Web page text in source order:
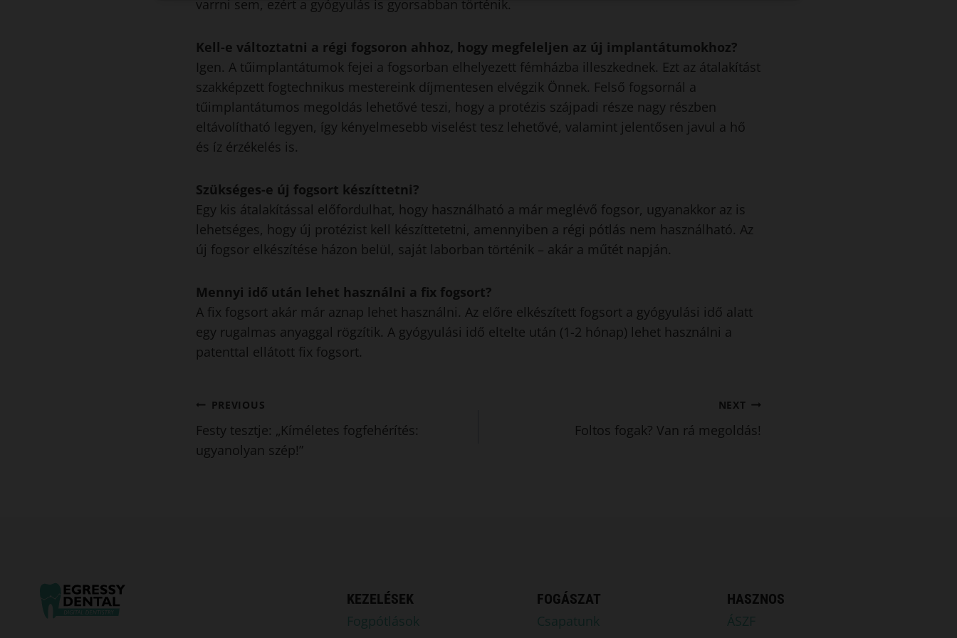
varrni sem, ezért a gyógyulás is gyorsabban történik.
Kell-e változtatni a régi fogsoron ahhoz, hogy megfeleljen az új implantátumokhoz?
Igen. A tűimplantátumok fejei a fogsorban elhelyezett fémházba illeszkednek. Ezt az átalakítást
szakképzett fogtechnikus mestereink díjmentesen elvégzik Önnek. Felső fogsornál a
tűimplantátumos megoldás lehetővé teszi, hogy a protézis szájpadi része nagy részben
eltávolítható legyen, így kényelmesebb viselést tesz lehetővé, valamint jelentősen javul a hő
és íz érzékelés is.
Szükséges-e új fogsort készíttetni?
Egy kis átalakítással előfordulhat, hogy használható a már meglévő fogsor, ugyanakkor az is
lehetséges, hogy új protézist kell készíttetetni, amennyiben a régi pótlás nem használható. Az
új fogsor elkészítése házon belül, saját laborban történik – akár a műtét napján.
Mennyi idő után lehet használni a fix fogsort?
A fix fogsort akár már aznap lehet használni. Az előre elkészített fogsort a gyógyulási idő alatt
egy rugalmas anyaggal rögzítik. A gyógyulási idő eltelte után (1-2 hónap) lehet használni a
patenttal ellátott fix fogsort.
Bejegyzés
navigáció
PREVIOUS
Festy tesztje: „Kíméletes fogfehérítés:
ugyanolyan szép!”
NEXT
Foltos fogak? Van rá megoldás!
KEZELÉSEK
Fogpótlások
FOGÁSZAT
Csapatunk
HASZNOS
ÁSZF